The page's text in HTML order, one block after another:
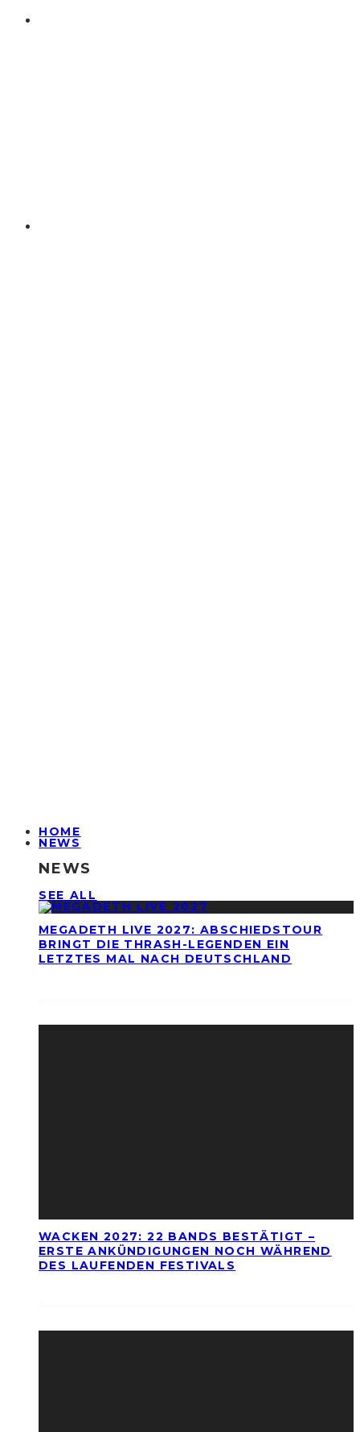
HOME
NEWS
NEWS
SEE ALL
MEGADETH LIVE 2027: ABSCHIEDSTOUR
BRINGT DIE THRASH-LEGENDEN EIN
LETZTES MAL NACH DEUTSCHLAND
WACKEN 2027: 22 BANDS BESTÄTIGT –
ERSTE ANKÜNDIGUNGEN NOCH WÄHREND
DES LAUFENDEN FESTIVALS